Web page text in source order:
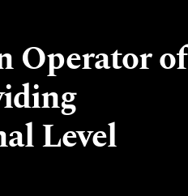
Operator of
Level